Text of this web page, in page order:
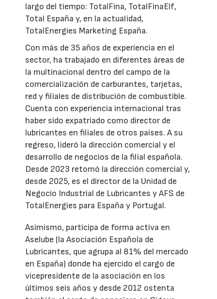
largo del tiempo: TotalFina, TotalFinaElf,
Total España y, en la actualidad,
TotalEnergies Marketing España.
Con más de 35 años de experiencia en el
sector, ha trabajado en diferentes áreas de
la multinacional dentro del campo de la
comercialización de carburantes, tarjetas,
red y filiales de distribución de combustible.
Cuenta con experiencia internacional tras
haber sido expatriado como director de
lubricantes en filiales de otros países. A su
regreso, lideró la dirección comercial y el
desarrollo de negocios de la filial española.
Desde 2023 retomó la dirección comercial y,
desde 2025, es el director de la Unidad de
Negocio Industrial de Lubricantes y AFS de
TotalEnergies para España y Portugal.
Asimismo, participa de forma activa en
Aselube (la Asociación Española de
Lubricantes, que agrupa al 81% del mercado
en España) donde ha ejercido el cargo de
vicepresidente de la asociación en los
últimos seis años y desde 2012 ostenta